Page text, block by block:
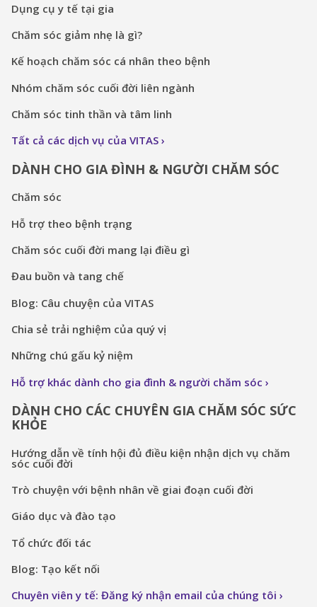
Dụng cụ y tế tại gia
Chăm sóc giảm nhẹ là gì?
Kế hoạch chăm sóc cá nhân theo bệnh
Nhóm chăm sóc cuối đời liên ngành
Chăm sóc tinh thần và tâm linh
Tất cả các dịch vụ của VITAS
DÀNH CHO GIA ĐÌNH & NGƯỜI CHĂM SÓC
Chăm sóc
Hỗ trợ theo bệnh trạng
Chăm sóc cuối đời mang lại điều gì
Đau buồn và tang chế
Blog: Câu chuyện của VITAS
Chia sẻ trải nghiệm của quý vị
Những chú gấu kỷ niệm
Hỗ trợ khác dành cho gia đình & người chăm sóc
DÀNH CHO CÁC CHUYÊN GIA CHĂM SÓC SỨC
KHỎE
Hướng dẫn về tính hội đủ điều kiện nhận dịch vụ chăm
sóc cuối đời
Trò chuyện với bệnh nhân về giai đoạn cuối đời
Giáo dục và đào tạo
Tổ chức đối tác
Blog: Tạo kết nối
Chuyên viên y tế: Đăng ký nhận email của chúng tôi